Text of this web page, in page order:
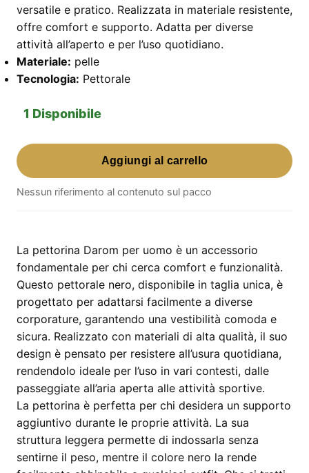
versatile e pratico. Realizzata in materiale resistente,
offre comfort e supporto. Adatta per diverse
attività all’aperto e per l’uso quotidiano.
Materiale: pelle
Tecnologia: Pettorale
1 Disponibile
Darom
Pettorina
Uomo
–
taglia
unica
quantità
Aggiungi al carrello
Nessun riferimento al contenuto sul pacco
La pettorina Darom per uomo è un accessorio
fondamentale per chi cerca comfort e funzionalità.
Questo pettorale nero, disponibile in taglia unica, è
progettato per adattarsi facilmente a diverse
corporature, garantendo una vestibilità comoda e
sicura. Realizzato con materiali di alta qualità, il suo
design è pensato per resistere all’usura quotidiana,
rendendolo ideale per l’uso in vari contesti, dalle
passeggiate all’aria aperta alle attività sportive.
La pettorina è perfetta per chi desidera un supporto
aggiuntivo durante le proprie attività. La sua
struttura leggera permette di indossarla senza
sentirne il peso, mentre il colore nero la rende